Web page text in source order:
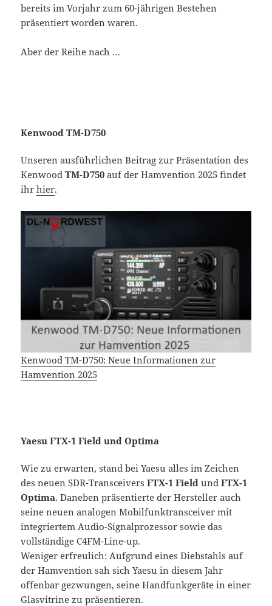
bereits im Vorjahr zum 60-jährigen Bestehen
präsentiert worden waren.
Aber der Reihe nach …
Kenwood TM-D750
Unseren ausführlichen Beitrag zur Präsentation des
KenwoodTM-D750 auf der Hamvention 2025 findet
ihrhier.
Kenwood TM-D750: Neue Informationen zur
Hamvention 2025
Yaesu FTX-1 Field und Optima
Wie zu erwarten, stand bei Yaesu alles im Zeichen
des neuen SDR-TransceiversFTX-1 Field undFTX-1
Optima. Daneben präsentierte der Hersteller auch
seine neuen analogen Mobilfunktransceiver mit
integriertem Audio-Signalprozessor sowie das
vollständige C4FM-Line-up.
Weniger erfreulich: Aufgrund eines Diebstahls auf
der Hamvention sah sich Yaesu in diesem Jahr
offenbar gezwungen, seine Handfunkgeräte in einer
Glasvitrine zu präsentieren.